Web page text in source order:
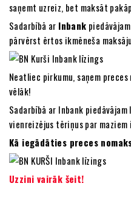
saņemt uzreiz, bet maksāt
Sadarbībā ar Inbank
pārvērst ērtos ikmēneša
Neatliec pirkumu, saņem
vēlāk!
Sadarbībā ar Inbank
vienreizējus tēriņus par maziem
Kā iegādāties preces
Uzzini vairāk šeit!